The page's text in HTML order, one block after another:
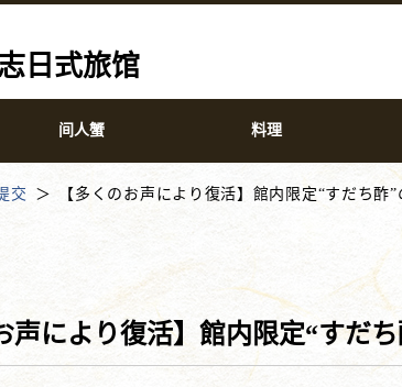
日式旅馆
间人蟹 料理
交 【多くのお声により復活】館内限定“すだち酢”
声により復活】館内限定“すだ